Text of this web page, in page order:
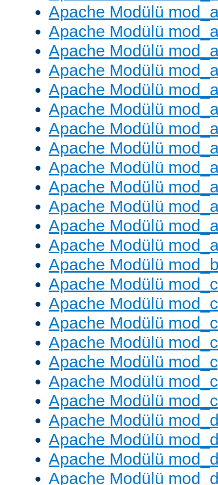
Apache Modülü
Apache Modülü
Apache Modülü
Apache Modülü
Apache Modülü
Apache Modülü
Apache Modülü
Apache Modülü
Apache Modülü
Apache Modülü
Apache Modülü
Apache Modülü
Apache Modülü
Apache Modülü
Apache Modülü
Apache Modülü
Apache Modülü
Apache Modülü
Apache Modülü
Apache Modülü
Apache Modülü
Apache Modülü
Apache Modülü
Apache Modülü
Apache Modülü